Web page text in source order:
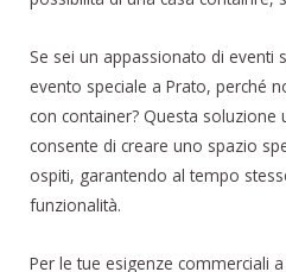
Se sei un appassionato di eventi
evento speciale a Prato, perché
con container? Questa soluzione
consente di creare uno spazio
ospiti, garantendo al tempo
funzionalità.
Per le tue esigenze commerciali